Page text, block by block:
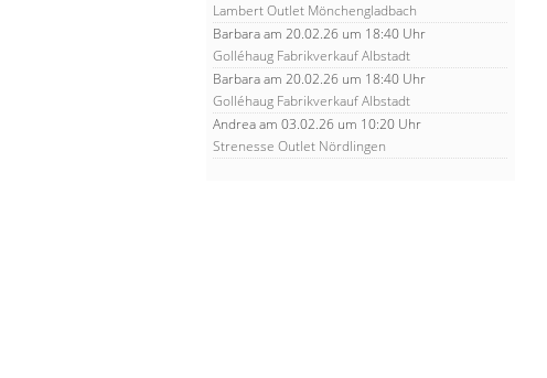
Lambert Outlet Mönchengladbach
Barbaraam 20.02.26 um 18:40 Uhr
Golléhaug Fabrikverkauf Albstadt
Barbaraam 20.02.26 um 18:40 Uhr
Golléhaug Fabrikverkauf Albstadt
Andreaam 03.02.26 um 10:20 Uhr
Strenesse Outlet Nördlingen